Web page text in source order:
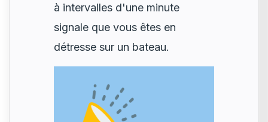
à intervalles d'une minute
signale que vous êtes en
détresse sur un bateau.